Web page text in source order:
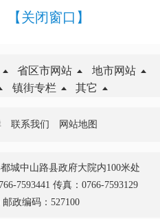
【关闭窗口】
省区市网站
地市网站
镇街专栏 其它
联系我们 网站地图
城中山路县政府大院内100米处
7593441 传真：0766-7593129
邮政编码：527100